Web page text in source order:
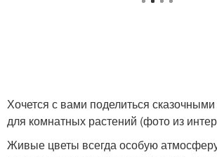
Хочется с вами поделиться
для комнатных растений (фото из
Живые цветы всегда особую